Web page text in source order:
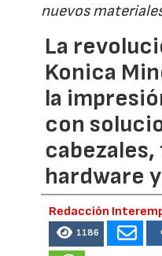
nuevos
La
Konica
la
con
hardware
Redacción
1186